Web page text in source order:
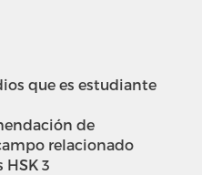
que es estudiante
de
relacionado
3